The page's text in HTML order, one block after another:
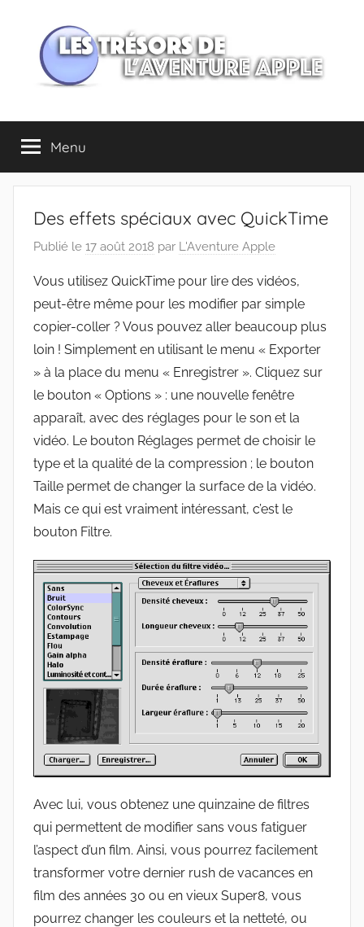
contenu
Les
trésors
de
l'Aventure
Apple
Menu
Des effets spéciaux avec QuickTime
Publié le 17 août 2018 par L'Aventure Apple
Vous utilisez QuickTime pour lire des vidéos,
peut-être même pour les modifier par simple
copier-coller ? Vous pouvez aller beaucoup plus
loin ! Simplement en utilisant le menu « Exporter
» à la place du menu « Enregistrer ». Cliquez sur
le bouton « Options » : une nouvelle fenêtre
apparaît, avec des réglages pour le son et la
vidéo. Le bouton Réglages permet de choisir le
type et la qualité de la compression ; le bouton
Taille permet de changer la surface de la vidéo.
Mais ce qui est vraiment intéressant, c’est le
bouton Filtre.
Avec lui, vous obtenez une quinzaine de filtres
qui permettent de modifier sans vous fatiguer
l’aspect d’un film. Ainsi, vous pourrez facilement
transformer votre dernier rush de vacances en
film des années 30 ou en vieux Super8, vous
pourrez changer les couleurs et la netteté, ou